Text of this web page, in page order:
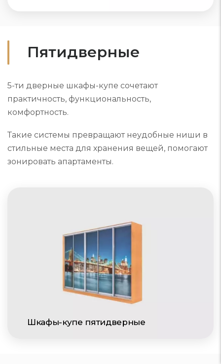
Шкафы-купе пятидверные
Пятидверные
5-ти дверные шкафы-купе сочетают
практичность, функциональность,
комфортность.
Такие системы превращают неудобные ниши в
стильные места для хранения вещей, помогают
зонировать апартаменты.